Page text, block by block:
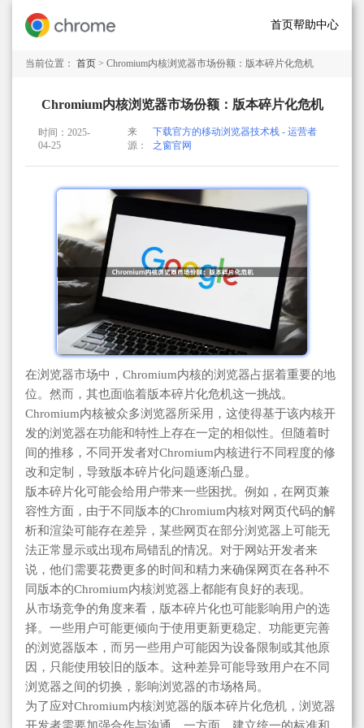
首页帮助中心
当前位置： 首页 > Chromium内核浏览器市场份额：版本碎片化危机
Chromium内核浏览器市场份额：版本碎片化危机
时间：2025-
04-25
来
源：
下载官方的移动浏览器技术栈 - 运营者
之窗官网
在浏览器市场中，Chromium内核的浏览器占据着重要的地
位。然而，其也面临着版本碎片化危机这一挑战。
Chromium内核被众多浏览器所采用，这使得基于该内核开
发的浏览器在功能和特性上存在一定的相似性。但随着时
间的推移，不同开发者对Chromium内核进行不同程度的修
改和定制，导致版本碎片化问题逐渐凸显。
版本碎片化可能会给用户带来一些困扰。例如，在网页兼
容性方面，由于不同版本的Chromium内核对网页代码的解
析和渲染可能存在差异，某些网页在部分浏览器上可能无
法正常显示或出现布局错乱的情况。对于网站开发者来
说，他们需要花费更多的时间和精力来确保网页在各种不
同版本的Chromium内核浏览器上都能有良好的表现。
从市场竞争的角度来看，版本碎片化也可能影响用户的选
择。一些用户可能更倾向于使用更新更稳定、功能更完善
的浏览器版本，而另一些用户可能因为设备限制或其他原
因，只能使用较旧的版本。这种差异可能导致用户在不同
浏览器之间的切换，影响浏览器的市场格局。
为了应对Chromium内核浏览器的版本碎片化危机，浏览器